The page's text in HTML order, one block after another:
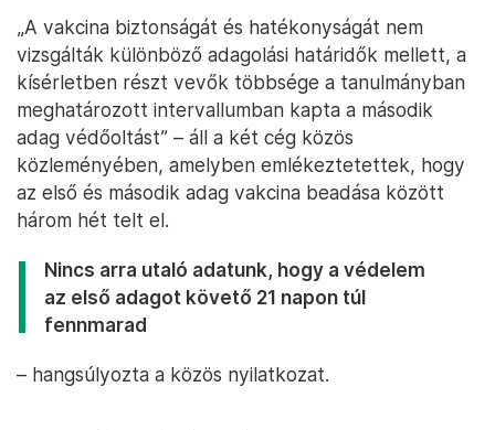
„A vakcina biztonságát és hatékonyságát nem
vizsgálták különböző adagolási határidők mellett, a
kísérletben részt vevők többsége a tanulmányban
meghatározott intervallumban kapta a második
adag védőoltást” – áll a két cég közös
közleményében, amelyben emlékeztetettek, hogy
az első és második adag vakcina beadása között
három hét telt el.
Nincs arra utaló adatunk, hogy a védelem
az első adagot követő 21 napon túl
fennmarad
– hangsúlyozta a közös nyilatkozat.